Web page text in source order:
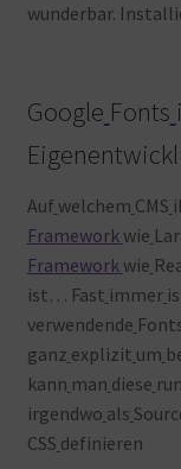
wunderbar.
Google Fonts
Auf welchem CMS
Framework wie
Framework wie
ist… Fast immer
verwendende
ganz explizit um
kann man diese
irgendwo als
CSS definieren